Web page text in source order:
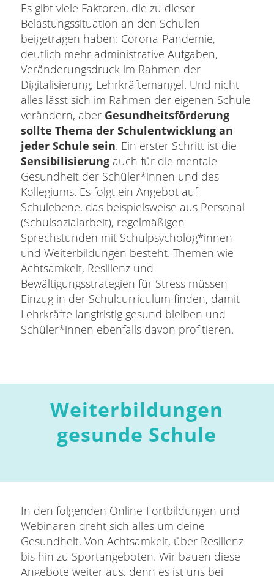
Es gibt viele Faktoren, die zu dieser
Belastungssituation an den Schulen
beigetragen haben: Corona-Pandemie,
deutlich mehr administrative Aufgaben,
Veränderungsdruck im Rahmen der
Digitalisierung, Lehrkräftemangel. Und nicht
alles lässt sich im Rahmen der eigenen Schule
verändern, aberGesundheitsförderung
sollte Thema der Schulentwicklung an
jeder Schule sein. Ein erster Schritt ist die
Sensibilisierungauch für die mentale
Gesundheit der Schüler*innen und des
Kollegiums. Es folgt ein Angebot auf
Schulebene, das beispielsweise aus Personal
(Schulsozialarbeit), regelmäßigen
Sprechstunden mit Schulpsycholog*innen
und Weiterbildungen besteht. Themen wie
Achtsamkeit, Resilienz und
Bewältigungsstrategien für Stress müssen
Einzug in der Schulcurriculum finden, damit
Lehrkräfte langfristig gesund bleiben und
Schüler*innen ebenfalls davon profitieren.
Weiterbildungen
gesunde Schule
In den folgenden Online-Fortbildungen und
Webinaren dreht sich alles um deine
Gesundheit. Von Achtsamkeit, über Resilienz
bis hin zu Sportangeboten. Wir bauen diese
Angebote weiter aus, denn es ist uns bei